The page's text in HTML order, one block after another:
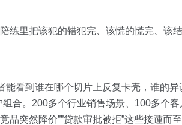
里把该犯的错犯完、该慌的慌完、该
能看到谁在哪个切片上反复卡壳，谁的
合。200多个行业销售场景、100多个
突然降价””贷款审批被拒”这些接踵而至